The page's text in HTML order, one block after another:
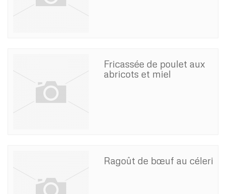
Fricassée de poulet aux
abricots et miel
Ragoût de bœuf au céleri